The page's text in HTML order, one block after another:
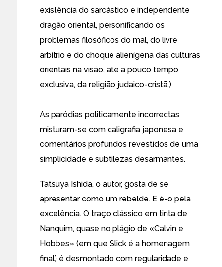
existência do sarcástico e independente
dragão oriental, personificando os
problemas filosóficos do mal, do livre
arbítrio e do choque alienígena das culturas
orientais na visão, até à pouco tempo
exclusiva, da religião judaico-cristã.)
As paródias politicamente incorrectas
misturam-se com caligrafia japonesa e
comentários profundos revestidos de uma
simplicidade e subtilezas desarmantes.
Tatsuya Ishida, o autor, gosta de se
apresentar como um rebelde. E é-o pela
excelência. O traço clássico em tinta de
Nanquim, quase no plágio de «Calvin e
Hobbes» (em que Slick é a homenagem
final) é desmontado com regularidade e